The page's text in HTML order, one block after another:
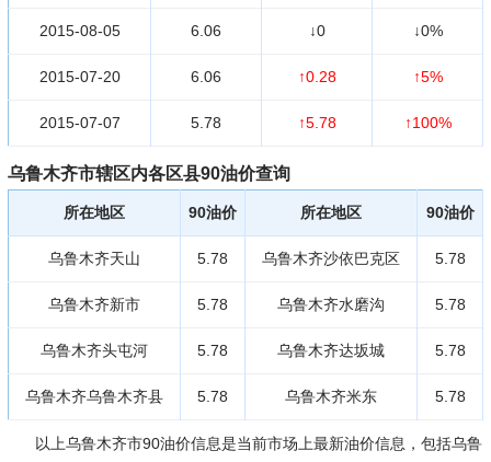
2015-08-05 6.06 ↓0 ↓0%
2015-07-20 6.06 ↑0.28 ↑5%
2015-07-07 5.78 ↑5.78 ↑100%
乌鲁木齐市辖区内各区县90油价查询
所在地区 90油价 所在地区 90油价
乌鲁木齐天山 5.78 乌鲁木齐沙依巴克区 5.78
乌鲁木齐新市 5.78 乌鲁木齐水磨沟 5.78
乌鲁木齐头屯河 5.78 乌鲁木齐达坂城 5.78
乌鲁木齐乌鲁木齐县 5.78 乌鲁木齐米东 5.78
以上乌鲁木齐市90油价信息是当前市场上最新油价信息，包括乌鲁